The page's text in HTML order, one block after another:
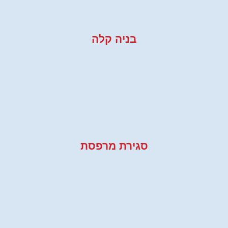
בניה קלה
סגירת מרפסת